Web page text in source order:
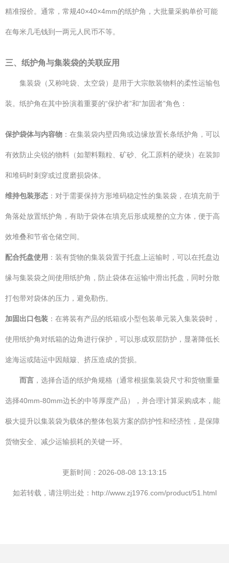
精准报价。通常，常规40×40×4mm的纸护角，大批量采购单价可能
在每米几毛钱到一两元人民币不等。
三、纸护角与集装袋的关联应用
集装袋（又称吨袋、太空袋）是用于大宗散装物料的柔性运输包
装。纸护角在其中扮演着重要的“保护者”和“加固者”角色：
保护袋体与内容物 ：在集装袋内壁四角或边缘放置长条纸护角，可以
有效防止尖锐的物料（如塑料颗粒、矿砂、化工原料的硬块）在装卸
和堆码时刺穿或过度磨损袋体。
维持包装形态 ：对于需要保持方形堆码稳定性的集装袋，在填充前于
角落处放置纸护角，有助于袋体在填充后形成规整的立方体，便于高
效堆叠和节省仓储空间。
配合托盘使用 ：装有货物的集装袋置于托盘上运输时，可以在托盘边
缘与集装袋之间使用纸护角，防止袋体在运输中滑出托盘，同时分散
打包带对袋体的压力，避免勒伤。
加固出口包装 ：在将装有产品的纸箱或小型包装单元装入集装袋时，
使用纸护角对纸箱的边角进行保护，可以形成双层防护，显著降低长
途海运或陆运中因颠簸、挤压造成的货损。
而言 ，选择合适的纸护角规格（通常根据集装袋尺寸和货物重量
选择40mm-80mm边长的中等厚度产品），并合理计算采购成本，能
极大提升以集装袋为载体的整体包装方案的防护性和经济性，是保障
货物安全、减少运输损耗的关键一环。
更新时间：2026-08-08 13:13:15
如若转载，请注明出处：http://www.zj1976.com/product/51.html